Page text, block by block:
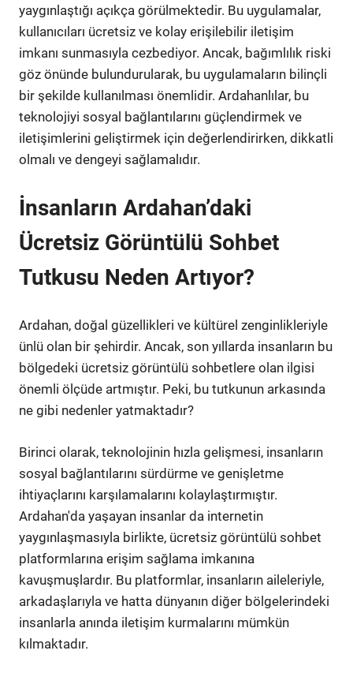
yaygınlaştığı açıkça görülmektedir. Bu uygulamalar,
kullanıcıları ücretsiz ve kolay erişilebilir iletişim
imkanı sunmasıyla cezbediyor. Ancak, bağımlılık riski
göz önünde bulundurularak, bu uygulamaların bilinçli
bir şekilde kullanılması önemlidir. Ardahanlılar, bu
teknolojiyi sosyal bağlantılarını güçlendirmek ve
iletişimlerini geliştirmek için değerlendirirken, dikkatli
olmalı ve dengeyi sağlamalıdır.
İnsanların Ardahan’daki
Ücretsiz Görüntülü Sohbet
Tutkusu Neden Artıyor?
Ardahan, doğal güzellikleri ve kültürel zenginlikleriyle
ünlü olan bir şehirdir. Ancak, son yıllarda insanların bu
bölgedeki ücretsiz görüntülü sohbetlere olan ilgisi
önemli ölçüde artmıştır. Peki, bu tutkunun arkasında
ne gibi nedenler yatmaktadır?
Birinci olarak, teknolojinin hızla gelişmesi, insanların
sosyal bağlantılarını sürdürme ve genişletme
ihtiyaçlarını karşılamalarını kolaylaştırmıştır.
Ardahan'da yaşayan insanlar da internetin
yaygınlaşmasıyla birlikte, ücretsiz görüntülü sohbet
platformlarına erişim sağlama imkanına
kavuşmuşlardır. Bu platformlar, insanların aileleriyle,
arkadaşlarıyla ve hatta dünyanın diğer bölgelerindeki
insanlarla anında iletişim kurmalarını mümkün
kılmaktadır.